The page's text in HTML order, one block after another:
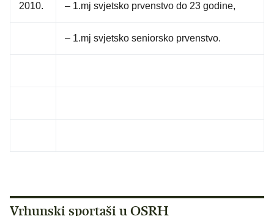
2010. – 1.mj svjetsko prvenstvo do 23 godine,
– 1.mj svjetsko seniorsko prvenstvo.
Vrhunski sportaši u OSRH